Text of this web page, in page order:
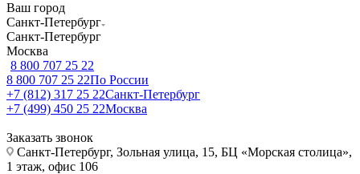
Ваш город
Санкт-Петербург
Санкт-Петербург
Москва
8 800 707 25 22
8 800 707 25 22По России
+7 (812) 317 25 22Санкт-Петербург
+7 (499) 450 25 22Москва
Заказать звонок
Санкт-Петербург, Зольная улица, 15, БЦ «Морская столица»,
1 этаж, офис 106